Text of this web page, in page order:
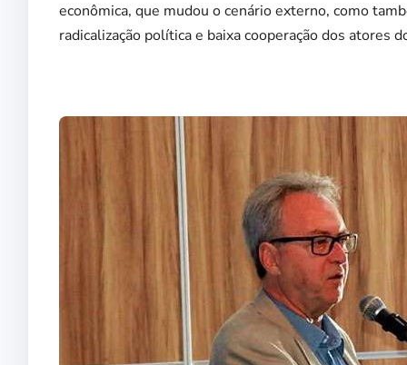
econômica, que mudou o cenário externo, como
radicalização política e baixa cooperação dos atores